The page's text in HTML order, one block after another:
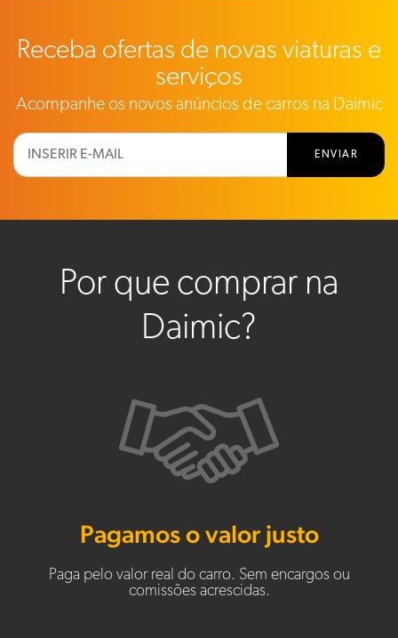
Receba ofertas de novas viaturas e
serviços
Acompanhe os novos anúncios de carros na Daimic
ENVIAR
Por que comprar na
Daimic?
Pagamos o valor justo
Paga pelo valor real do carro. Sem encargos ou
comissões acrescidas.